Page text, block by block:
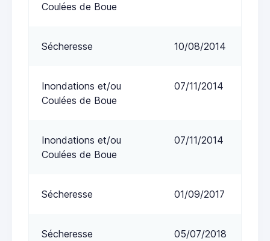
Coulées de Boue
Sécheresse 10/08/2014
Inondations et/ou
Coulées de Boue
07/11/2014
Inondations et/ou
Coulées de Boue
07/11/2014
Sécheresse 01/09/2017
Sécheresse 05/07/2018